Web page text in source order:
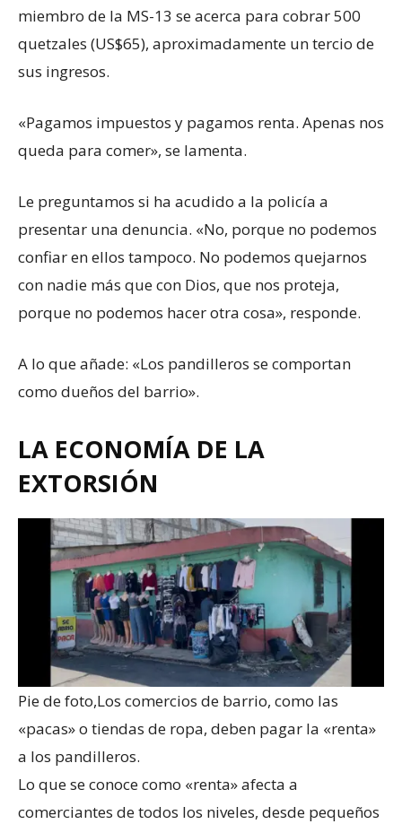
miembro de la MS-13 se acerca para cobrar 500
quetzales (US$65), aproximadamente un tercio de
sus ingresos.
«Pagamos impuestos y pagamos renta. Apenas nos
queda para comer», se lamenta.
Le preguntamos si ha acudido a la policía a
presentar una denuncia. «No, porque no podemos
confiar en ellos tampoco. No podemos quejarnos
con nadie más que con Dios, que nos proteja,
porque no podemos hacer otra cosa», responde.
A lo que añade: «Los pandilleros se comportan
como dueños del barrio».
LA ECONOMÍA DE LA
EXTORSIÓN
Pie de foto,Los comercios de barrio, como las
«pacas» o tiendas de ropa, deben pagar la «renta»
a los pandilleros.
Lo que se conoce como «renta» afecta a
comerciantes de todos los niveles, desde pequeños